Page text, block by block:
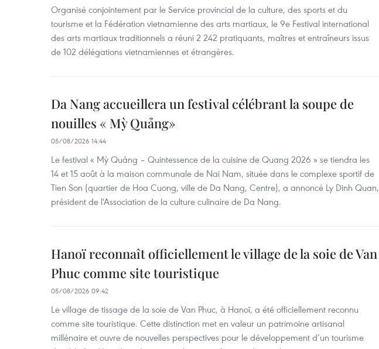
Organisé conjointement par le Service provincial de la culture, des sports et du
tourisme et la Fédération vietnamienne des arts martiaux, le 9e Festival international
des arts martiaux traditionnels a réuni 2 242 pratiquants, maîtres et entraîneurs issus
de 102 délégations vietnamiennes et étrangères.
Da Nang accueillera un festival célébrant la soupe de
nouilles « Mỳ Quảng»
05/08/2026 14:44
Le festival « Mỳ Quảng – Quintessence de la cuisine de Quang 2026 » se tiendra les
14 et 15 août à la maison communale de Nai Nam, située dans le complexe sportif de
Tien Son (quartier de Hoa Cuong, ville de Da Nang, Centre), a annoncé Ly Dinh Quan,
président de l'Association de la culture culinaire de Da Nang.
Hanoï reconnaît officiellement le village de la soie de Van
Phuc comme site touristique
05/08/2026 09:42
Le village de tissage de la soie de Van Phuc, à Hanoï, a été officiellement reconnu
comme site touristique. Cette distinction met en valeur un patrimoine artisanal
millénaire et ouvre de nouvelles perspectives pour le développement d’un tourisme